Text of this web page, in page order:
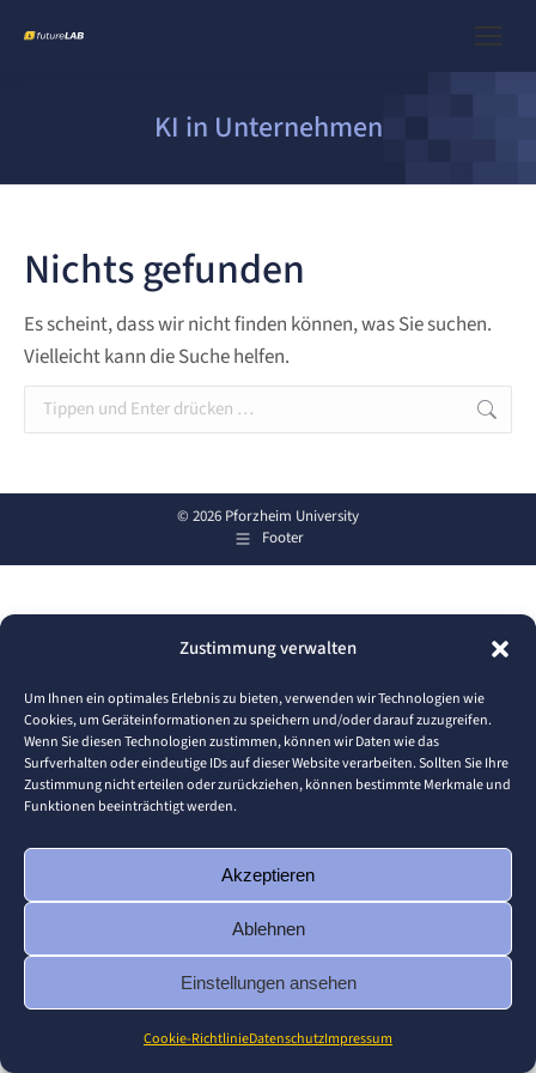
Zustimmung verwalten
Um Ihnen ein optimales Erlebnis zu bieten, verwenden wir Technologien wie
Cookies, um Geräteinformationen zu speichern und/oder darauf zuzugreifen.
Wenn Sie diesen Technologien zustimmen, können wir Daten wie das
Surfverhalten oder eindeutige IDs auf dieser Website verarbeiten. Sollten Sie Ihre
Zustimmung nicht erteilen oder zurückziehen, können bestimmte Merkmale und
Funktionen beeinträchtigt werden.
Akzeptieren
Ablehnen
Einstellungen ansehen
Cookie-RichtlinieDatenschutzImpressum
KI in Unternehmen
Nichts gefunden
Es scheint, dass wir nicht finden können, was Sie suchen.
Vielleicht kann die Suche helfen.
Search:
© 2026 Pforzheim University
Footer